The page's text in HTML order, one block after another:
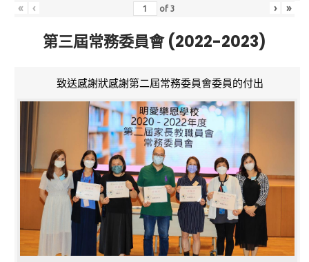
« ‹ of3 › »
第三屆常務委員會 (2022-2023)
致送感謝狀感謝第二屆常務委員會委員的付出